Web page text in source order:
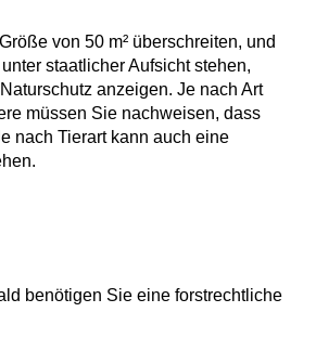
von 50 m² überschreiten, und
staatlicher Aufsicht stehen,
anzeigen. Je nach Art
müssen Sie nachweisen, dass
nach Tierart kann auch eine
benötigen Sie eine forstrechtliche